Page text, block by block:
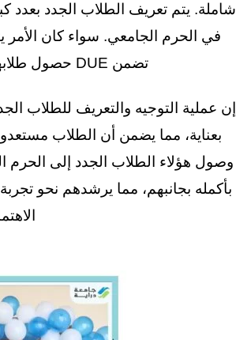
شاملة. يتم تعريف الطلاب الجدد بعدد
في الحرم الجامعي. سواء كان الأمر
تضمن DUE حصول طلابها على فرص كبيرة للاستكشاف والتعلم والنمو.
إن عملية التوجيه والتعريف للطلاب
بأكمله بجانبهم، مما يرشدهم نحو